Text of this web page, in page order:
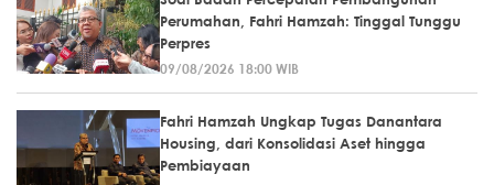
Perumahan, Fahri Hamzah: Tinggal Tunggu
Perpres
09/08/2026 18:00 WIB
Fahri Hamzah Ungkap Tugas Danantara
Housing, dari Konsolidasi Aset hingga
Pembiayaan